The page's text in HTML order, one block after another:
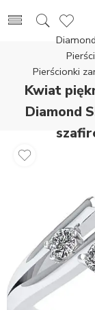
Pierścionki
Kwiat
Diamond